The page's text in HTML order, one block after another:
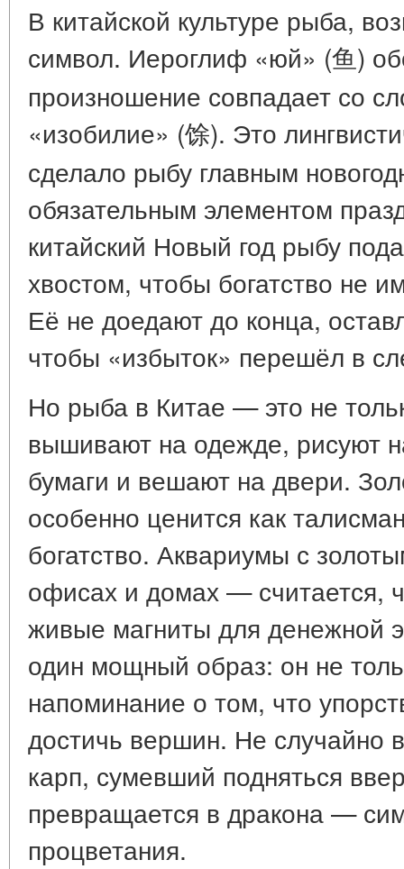
В китайской культуре рыба,
символ. Иероглиф «юй» (鱼)
произношение совпадает со
«изобилие» (馀). Это
сделало рыбу главным
обязательным элементом
китайский Новый год рыбу
хвостом, чтобы богатство не
Её не доедают до конца,
чтобы «избыток» перешёл в
Но рыба в Китае — это не
вышивают на одежде, рисуют
бумаги и вешают на двери.
особенно ценится как
богатство. Аквариумы с
офисах и домах — считается,
живые магниты для денежной
один мощный образ: он не
напоминание о том, что
достичь вершин. Не случайно
карп, сумевший подняться
превращается в дракона —
процветания.